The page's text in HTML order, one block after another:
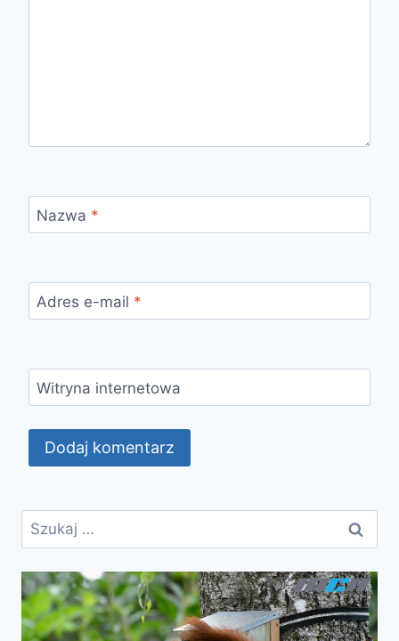
Nazwa *
Adres e-mail *
Witryna internetowa
Szukaj: